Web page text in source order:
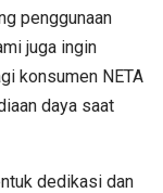
penggunaan
juga ingin
konsumen NETA
daya saat
dedikasi dan